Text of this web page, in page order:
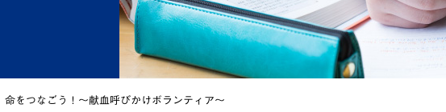
海外協定校・姉妹校
施設・設備
生徒数
探究
GCP
国際理解プログラム
命をつなごう！～献血呼びかけボランティア～